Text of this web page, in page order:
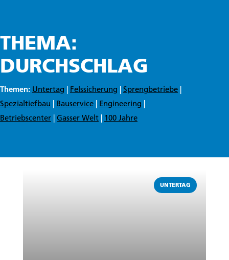
THEMA:
DURCHSCHLAG
Themen: Untertag | Felssicherung | Sprengbetriebe |
Spezialtiefbau | Bauservice | Engineering |
Betriebscenter | Gasser Welt | 100 Jahre
UNTERTAG